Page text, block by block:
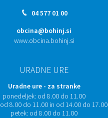
04 577 01 00
obcina@bohinj.si
www.obcina.bohinj.si
URADNE URE
Uradne ure - za stranke
ponedeljek: od 8.00 do 11.00
od 8.00 do 11.00 in od 14.00 do 17.00
petek: od 8.00 do 11.00